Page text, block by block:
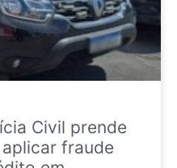
Civil prende
fraude